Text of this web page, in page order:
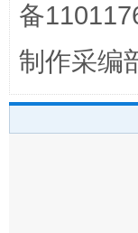
受贿1.44
备
制作采编